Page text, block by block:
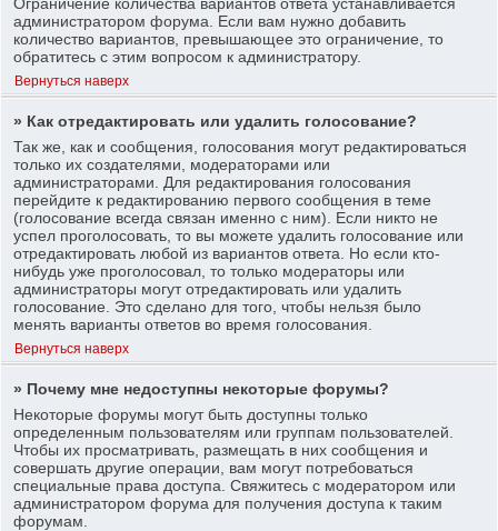
администратором форума. Если вам нужно добавить
количество вариантов, превышающее это ограничение, то
обратитесь с этим вопросом к администратору.
Вернуться наверх
» Как отредактировать или удалить голосование?
Так же, как и сообщения, голосования могут редактироваться
только их создателями, модераторами или
администраторами. Для редактирования голосования
перейдите к редактированию первого сообщения в теме
(голосование всегда связан именно с ним). Если никто не
успел проголосовать, то вы можете удалить голосование или
отредактировать любой из вариантов ответа. Но если кто-
нибудь уже проголосовал, то только модераторы или
администраторы могут отредактировать или удалить
голосование. Это сделано для того, чтобы нельзя было
менять варианты ответов во время голосования.
Вернуться наверх
» Почему мне недоступны некоторые форумы?
Некоторые форумы могут быть доступны только
определенным пользователям или группам пользователей.
Чтобы их просматривать, размещать в них сообщения и
совершать другие операции, вам могут потребоваться
специальные права доступа. Свяжитесь с модератором или
администратором форума для получения доступа к таким
форумам.